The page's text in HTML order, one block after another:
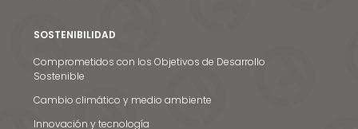
SOSTENIBILIDAD
Comprometidos con los Objetivos de Desarrollo
Sostenible
Cambio climático y medio ambiente
Innovación y tecnología